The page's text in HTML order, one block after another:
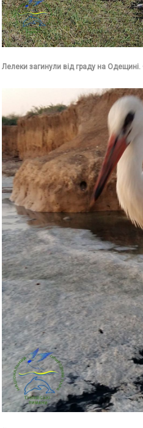
Лелеки загинули від граду на